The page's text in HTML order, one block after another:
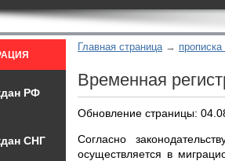
Главная страница
Временная
Обновление страницы:
Согласно
осуществляется в
РФ
СНГ